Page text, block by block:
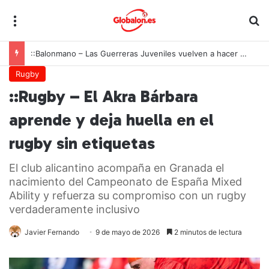
::Balonmano – Las Guerreras Juveniles vuelven a hacer historia: España conquista su segundo Mundial consecutivo tras una remontada inolvidable
Rugby
::Rugby – El Akra Bárbara
aprende y deja huella en el
rugby sin etiquetas
El club alicantino acompaña en Granada el
nacimiento del Campeonato de España Mixed
Ability y refuerza su compromiso con un rugby
verdaderamente inclusivo
Javier Fernando 9 de mayo de 2026 2 minutos de lectura